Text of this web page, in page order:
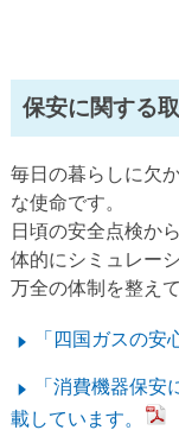
保安に関する
毎日の暮らしに欠
な使命です。
日頃の安全点検か
体的にシミュレー
万全の体制を整え
「四国ガスの安
「消費機器保
載しています。